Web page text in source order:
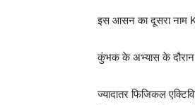
इस आसन का दूसरा नाम
कुंभक के अभ्यास के
ज्यादातर फिजिकल